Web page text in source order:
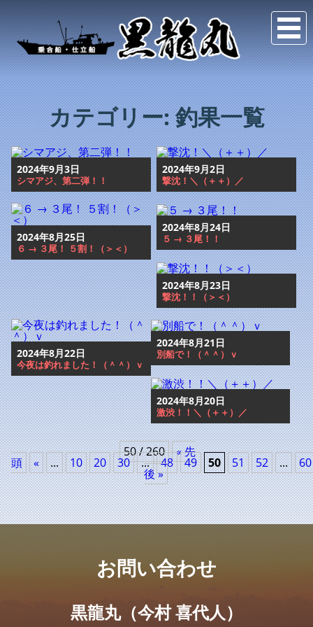
カテゴリー: 釣果一覧
2024年9月3日
シマアジ、第二弾！！
2024年9月2日
撃沈！＼（＋＋）／
2024年8月25日
６ → ３尾！ ５割！（＞＜）
2024年8月24日
５ → ３尾！！
2024年8月23日
撃沈！！（＞＜）
2024年8月22日
今夜は釣れました！（＾＾）ｖ
2024年8月21日
別船で！（＾＾）ｖ
2024年8月20日
激渋！！＼（＋＋）／
50 / 260 « 先
頭 « ... 10 20 30 ... 48 49 50 51 52 ... 60
後 »
お問い合わせ
黒龍丸（今村 喜代人）